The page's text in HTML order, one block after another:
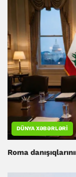
DÜNYA XƏBƏRLƏRI
Roma